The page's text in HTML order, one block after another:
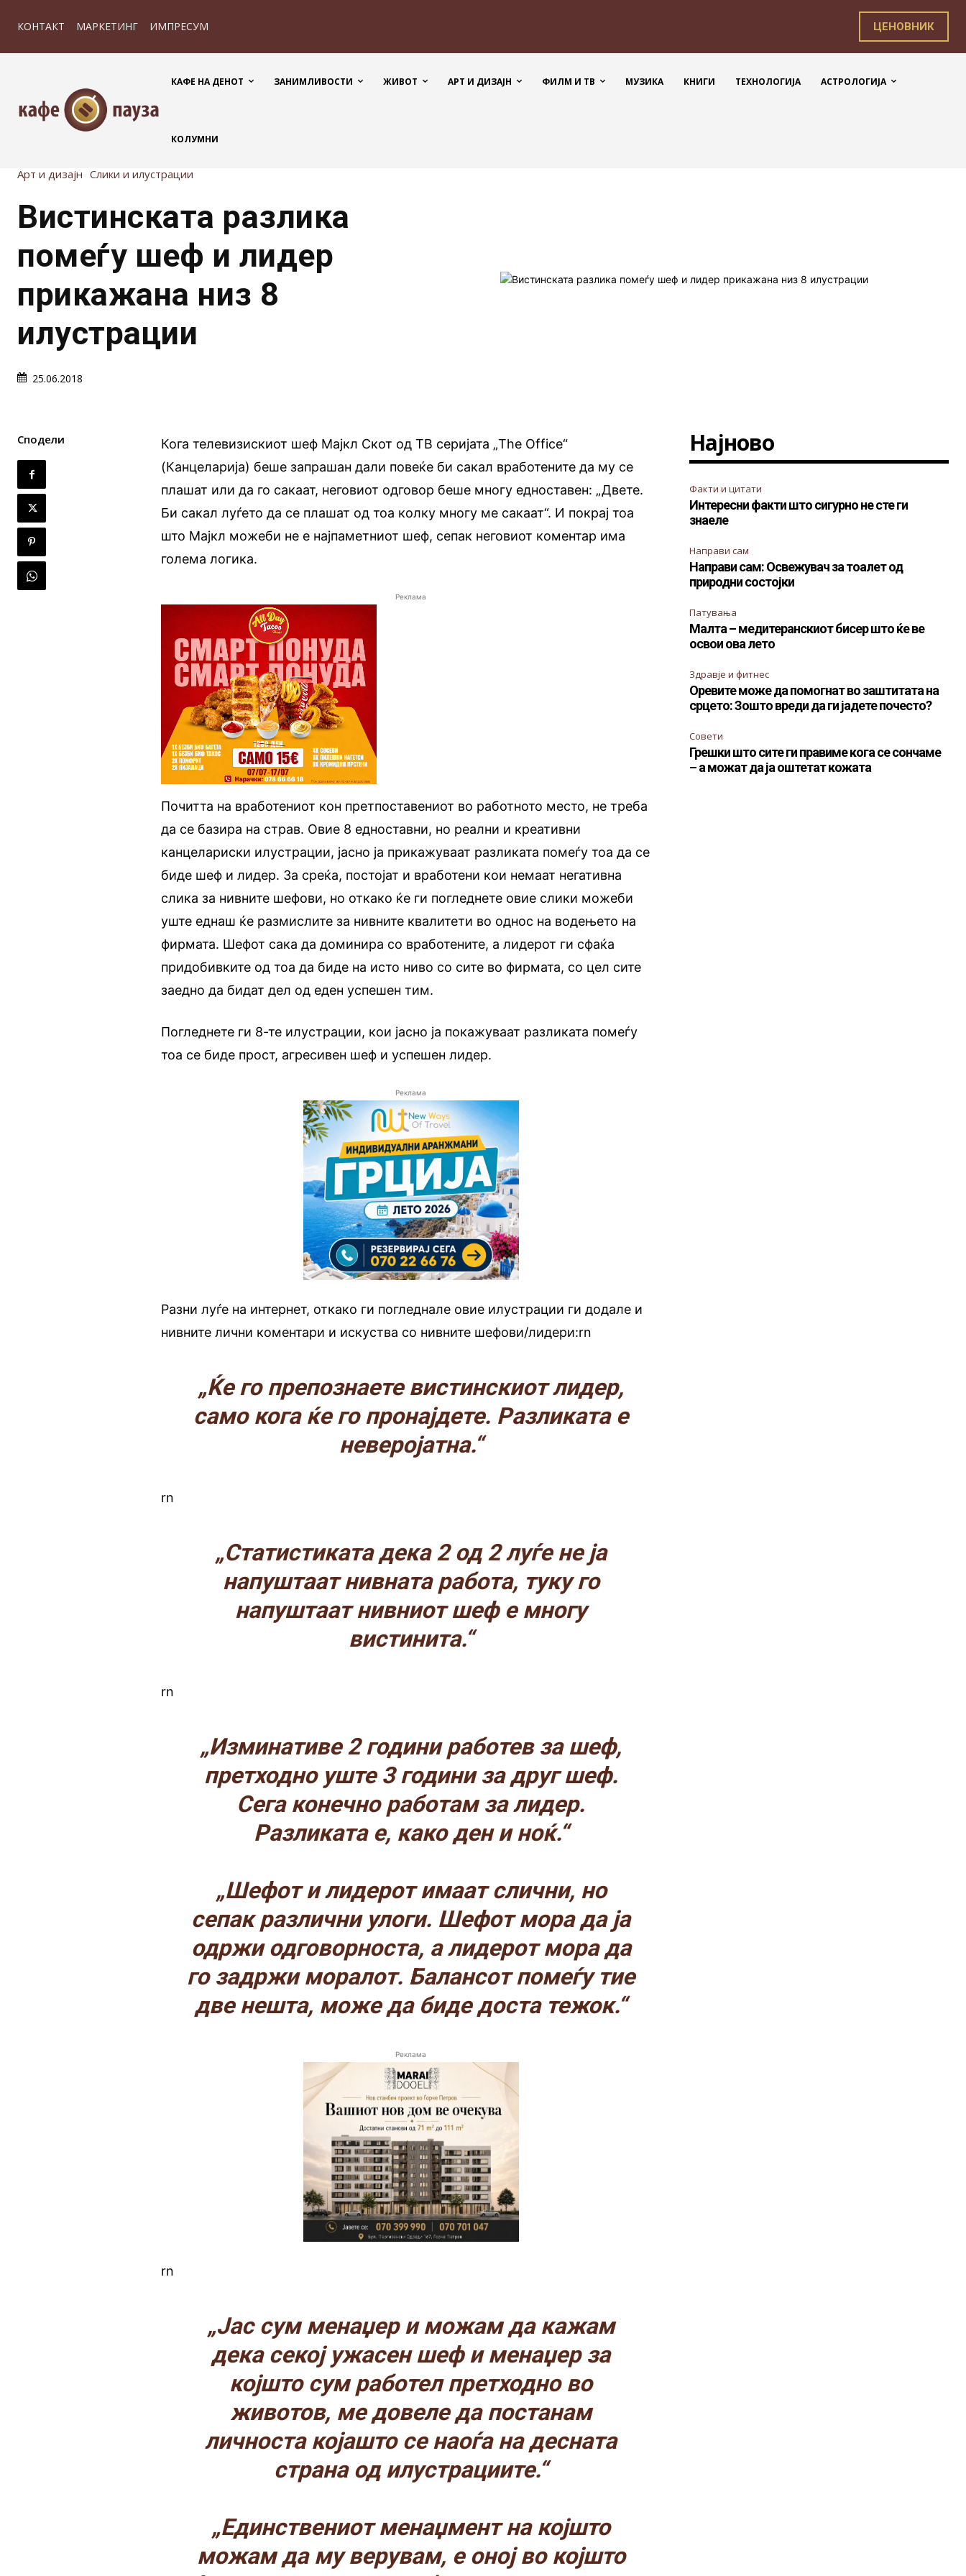
КОНТАКТ МАРКЕТИНГ ИМПРЕСУМ ЦЕНОВНИК
КАФЕ НА ДЕНОТ ЗАНИМЛИВОСТИ ЖИВОТ АРТ И ДИЗАЈН ФИЛМ И ТВ МУЗИКА КНИГИ ТЕХНОЛОГИЈА АСТРОЛОГИЈА
КОЛУМНИ
Арт и дизајн Слики и илустрации
Вистинската разлика
помеѓу шеф и лидер
прикажана низ 8
илустрации
25.06.2018
Сподели
Кога телевизискиот шеф Мајкл Скот од ТВ серијата „The Office“
(Канцеларија) беше запрашан дали повеќе би сакал вработените да му се
плашат или да го сакаат, неговиот одговор беше многу едноставен: „Двете.
Би сакал луѓето да се плашат од тоа колку многу ме сакаат“. И покрај тоа
што Мајкл можеби не е најпаметниот шеф, сепак неговиот коментар има
голема логика.
Реклама
Почитта на вработениот кон претпоставениот во работното место, не треба
да се базира на страв. Овие 8 едноставни, но реални и креативни
канцелариски илустрации, јасно ја прикажуваат разликата помеѓу тоа да се
биде шеф и лидер. За среќа, постојат и вработени кои немаат негативна
слика за нивните шефови, но откако ќе ги погледнете овие слики можеби
уште еднаш ќе размислите за нивните квалитети во однос на водењето на
фирмата. Шефот сака да доминира со вработените, а лидерот ги сфаќа
придобивките од тоа да биде на исто ниво со сите во фирмата, со цел сите
заедно да бидат дел од еден успешен тим.
Погледнете ги 8-те илустрации, кои јасно ја покажуваат разликата помеѓу
тоа се биде прост, агресивен шеф и успешен лидер.
Реклама
Разни луѓе на интернет, откако ги погледнале овие илустрации ги додале и
нивните лични коментари и искуства со нивните шефови/лидери:rn
„Ќе го препознаете вистинскиот лидер,
само кога ќе го пронајдете. Разликата е
неверојатна.“
rn
„Статистиката дека 2 од 2 луѓе не ја
напуштаат нивната работа, туку го
напуштаат нивниот шеф е многу
вистинита.“
rn
„Изминативе 2 години работев за шеф,
претходно уште 3 години за друг шеф.
Сега конечно работам за лидер.
Разликата е, како ден и ноќ.“
„Шефот и лидерот имаат слични, но
сепак различни улоги. Шефот мора да ја
одржи одговорноста, а лидерот мора да
го задржи моралот. Балансот помеѓу тие
две нешта, може да биде доста тежок.“
Реклама
rn
„Јас сум менаџер и можам да кажам
дека секој ужасен шеф и менаџер за
којшто сум работел претходно во
животов, ме довеле да постанам
личноста којашто се наоѓа на десната
страна од илустрациите.“
„Единствениот менаџмент на којшто
можам да му верувам, е оној во којшто
Најново
Факти и цитати
Интересни факти што сигурно не сте ги
знаеле
Направи сам
Направи сам: Освежувач за тоалет од
природни состојки
Патувања
Малта – медитеранскиот бисер што ќе ве
освои ова лето
Здравје и фитнес
Оревите може да помогнат во заштитата на
срцето: Зошто вреди да ги јадете почесто?
Совети
Грешки што сите ги правиме кога се сончаме
– а можат да ја оштетат кожата